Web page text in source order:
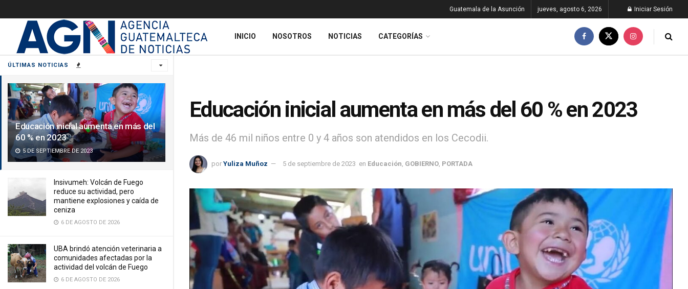
ÚLTIMAS NOTICIAS
Educación inicial aumenta en más del
60 % en 2023
5 DE SEPTIEMBRE DE 2023
Insivumeh: Volcán de Fuego
reduce su actividad, pero
mantiene explosiones y caída de
ceniza
6 DE AGOSTO DE 2026
UBA brindó atención veterinaria a
comunidades afectadas por la
actividad del volcán de Fuego
6 DE AGOSTO DE 2026
Guatemala de la Asunción jueves, agosto 6, 2026 Iniciar Sesión
INICIO NOSOTROS NOTICIAS CATEGORÍAS
Educación inicial aumenta en más del 60 % en 2023
Más de 46 mil niños entre 0 y 4 años son atendidos en los Cecodii.
por Yuliza Muñoz 5 de septiembre de 2023 en Educación GOBIERNO PORTADA